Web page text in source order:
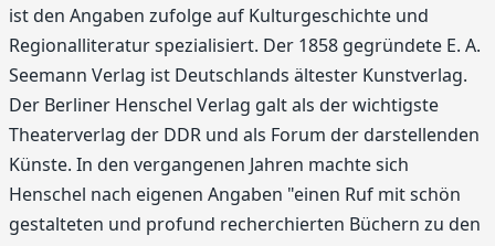
ist den Angaben zufolge auf Kulturgeschichte und
Regionalliteratur spezialisiert. Der 1858 gegründete E. A.
Seemann Verlag ist Deutschlands ältester Kunstverlag.
Der Berliner Henschel Verlag galt als der wichtigste
Theaterverlag der DDR und als Forum der darstellenden
Künste. In den vergangenen Jahren machte sich
Henschel nach eigenen Angaben "einen Ruf mit schön
gestalteten und profund recherchierten Büchern zu den